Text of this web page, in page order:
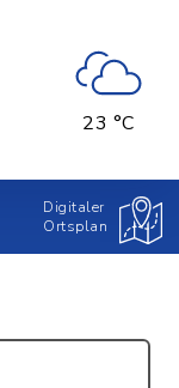
23 °C
Digitaler
Ortsplan